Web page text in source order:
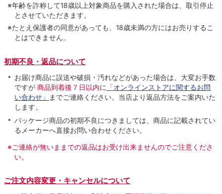
※年齢を詐称して18歳以上対象商品を購入された場合は、取引停止
とさせていただきます。
※たとえ保護者の同意があっても、18歳未満の方にはお売りするこ
とはできません。
初期不良・返品について
お届け商品に誤送や破損・汚れなどがあった場合は、大変お手数
ですが 商品到着後７日以内に 「オンラインストアに関するお問
い合わせ」
までご連絡ください。当店より返品方法をご案内いた
します。
パッケージ商品の初期不良につきましては、商品に記載されてい
るメーカーへ直接お問い合わせください。
※ご連絡が無いままでの返品はお受け出来ませんのでご注意くださ
い。
ご注文内容変更・キャンセルについて